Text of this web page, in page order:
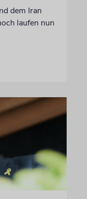
dem Iran
laufen nun